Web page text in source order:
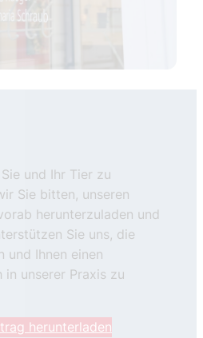
und Ihr Tier zu
Sie bitten, unseren
herunterzuladen und
Sie uns, die
und Ihnen einen
in unserer Praxis zu
herunterladen